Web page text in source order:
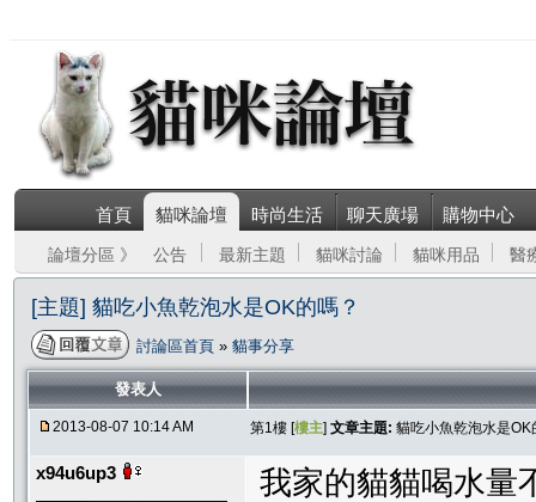
首頁 貓咪論壇 時尚生活 聊天廣場 購物中心
論壇分區 》 公告 最新主題 貓咪討論 貓咪用品 醫
[主題] 貓吃小魚乾泡水是OK的嗎？
討論區首頁 » 貓事分享
發表人
2013-08-07 10:14 AM 第1樓 [樓主] 文章主題: 貓吃小魚乾泡水是OK
x94u6up3
我家的貓貓喝水量